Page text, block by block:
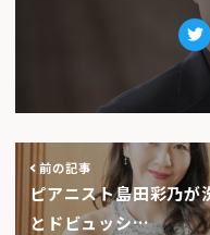
前の記事
ピアニスト島田彩乃が
とドビュッシ…